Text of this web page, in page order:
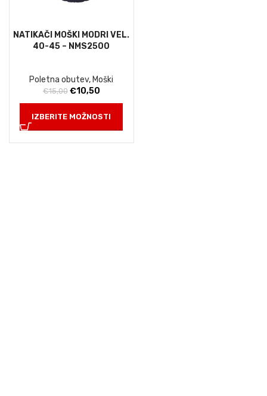
NATIKAČI MOŠKI MODRI VEL.
40-45 – NMS2500
Poletna obutev, Moški
€15,00 Izvirna
cena
je
€10,50Trenutna
cena
je:
IZBERITE MOŽNOSTI